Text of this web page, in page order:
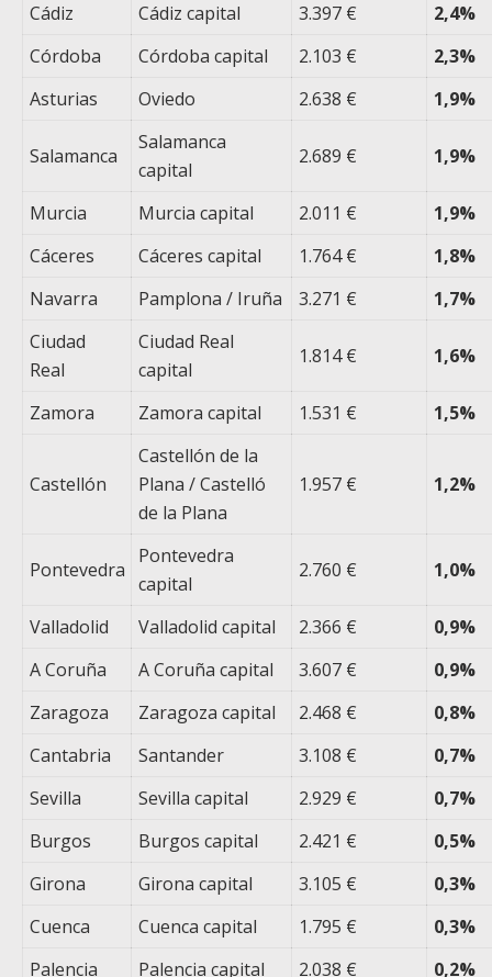
Cádiz Cádiz capital 3.397 €
2,4%
Córdoba
Córdoba capital 2.103 €
2,3%
Asturias
Oviedo 2.638 € 1,9%
Salamanca
Salamanca
capital
2.689 € 1,9%
Murcia Murcia capital 2.011 €
1,9%
Cáceres
Cáceres capital 1.764 €
1,8%
Navarra
Pamplona / Iruña 3.271 €
1,7%
Ciudad
Real
Ciudad Real
capital
1.814 € 1,6%
Zamora Zamora capital 1.531 € 1,5%
Castellón
Castellón de la
Plana / Castelló
de la Plana
1.957 € 1,2%
Pontevedra
Pontevedra
capital
2.760 € 1,0%
Valladolid Valladolid capital 2.366 €
0,9%
A Coruña
A Coruña capital 3.607 €
0,9%
Zaragoza
Zaragoza capital 2.468 €
0,8%
Cantabria
Santander 3.108 €
0,7%
Sevilla
Sevilla capital 2.929 €
0,7%
Burgos
Burgos capital 2.421 €
0,5%
Girona
Girona capital 3.105 €
0,3%
Cuenca
Cuenca capital 1.795 €
0,3%
Palencia
Palencia capital 2.038 € 0,2%